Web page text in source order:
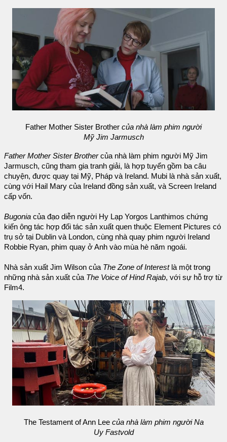
Father Mother Sister Brother của nhà làm phim người
Mỹ Jim Jarmusch
Father Mother Sister Brothercủa nhà làm phim người Mỹ Jim
Jarmusch, cũng tham gia tranh giải, là hợp tuyển gồm ba câu
chuyện, được quay tại Mỹ, Pháp và Ireland. Mubi là nhà sản xuất,
cùng với Hail Mary của Ireland đồng sản xuất, và Screen Ireland
cấp vốn.
Bugonia của đạo diễn người Hy Lạp Yorgos Lanthimos chứng
kiến ông tác hợp đối tác sản xuất quen thuộc Element Pictures có
trụ sở tại Dublin và London, cùng nhà quay phim người Ireland
Robbie Ryan, phim quay ở Anh vào mùa hè năm ngoái.
Nhà sản xuất Jim Wilson của The Zone of Interestlà một trong
những nhà sản xuất của The Voice of Hind Rajab, với sự hỗ trợ từ
Film4.
The Testament of Ann Leecủa nhà làm phim người Na
Uy Fastvold